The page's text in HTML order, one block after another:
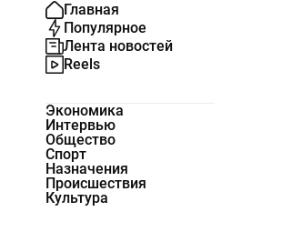
Главная
Популярное
Лента новостей
Reels
Экономика
Интервью
Общество
Спорт
Назначения
Происшествия
Культура